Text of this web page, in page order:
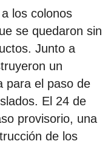
los colonos
se quedaron sin
Junto a
un
para el paso de
El 24 de
provisorio, una
de los